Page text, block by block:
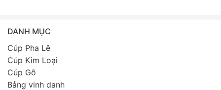
DANH MỤC
Cúp Pha Lê
Cúp Kim Loại
Cúp Gỗ
Bảng vinh danh